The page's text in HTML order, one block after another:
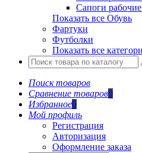
Сапоги
Показать все Обувь
Фартуки
Футболки
Показать все
Поиск товаров
Сравнение товаров0
Избранное0
Мой профиль
Регистрация
Авторизация
Оформление заказа